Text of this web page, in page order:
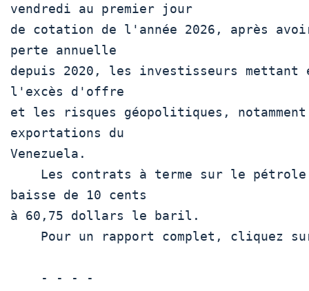
vendredi au premier jour
de cotation de l'année 2026, après
perte annuelle
depuis 2020, les investisseurs mettant
l'excès d'offre
et les risques géopolitiques,
exportations du
Venezuela.
Les contrats à terme sur le
baisse de 10 cents
à 60,75 dollars le baril.